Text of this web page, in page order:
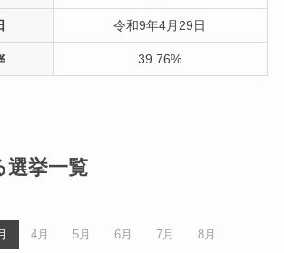
令和9年4月29日
39.76%
選挙一覧
4月 5月 6月 7月 8月